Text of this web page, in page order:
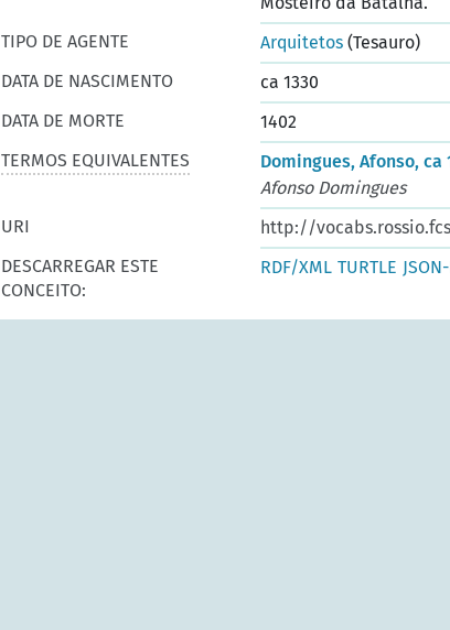
TIPO DE AGENTE
Arquitetos (Tesauro)
DATA DE NASCIMENTO
ca 1330
DATA DE MORTE
1402
TERMOS EQUIVALENTES
Domingues, Afonso, ca
Afonso Domingues
URI
http://
DESCARREGAR ESTE
CONCEITO:
RDF/XML TURTLE